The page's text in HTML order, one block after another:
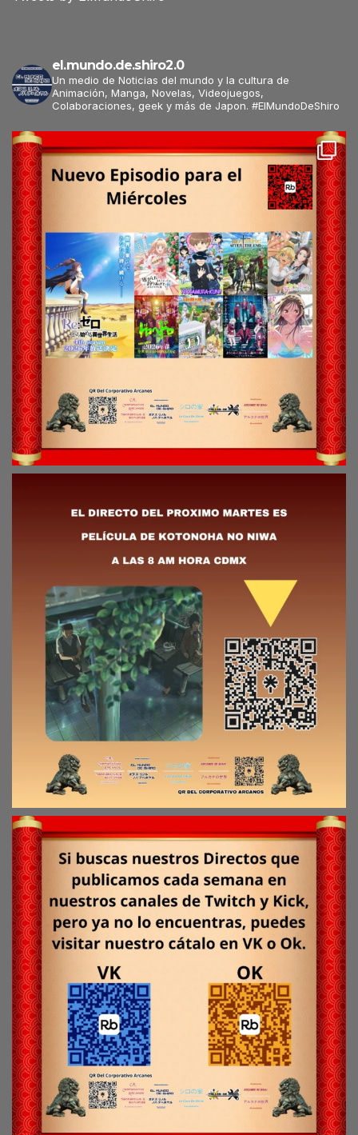
el.mundo.de.shiro2.0
Un medio de Noticias del mundo y la cultura de
Animación, Manga, Novelas, Videojuegos,
Colaboraciones, geek y más de Japon. #ElMundoDeShiro